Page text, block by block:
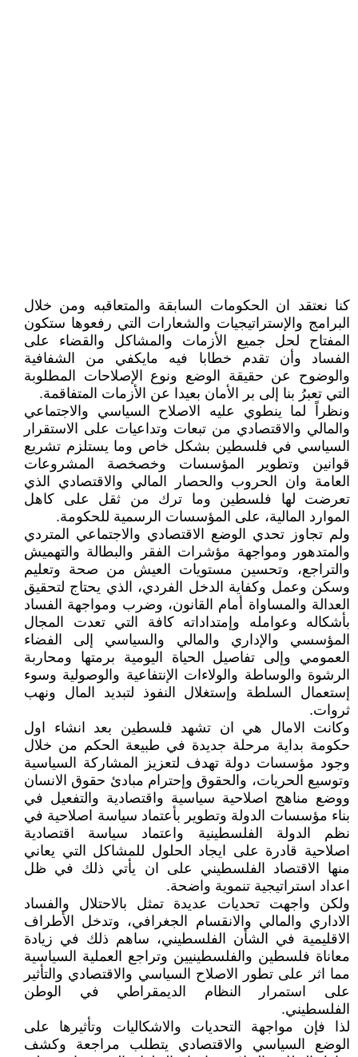
كنا نعتقد ان الحكومات السابقة والمتعاقبه ومن خلال
البرامج والإستراتيجيات والشعارات التي رفعوها ستكون
المفتاح لحل جميع الأزمات والمشاكل والقضاء على
الفساد وأن تقدم خطابا فيه مايكفي من الشفافية
والوضوح عن حقيقة الوضع ونوع الإصلاحات المطلوبة
التي تعبرُ بنا إلى بر الأمان بعيدا عن الأزمات المتفاقمة.
ونظراً لما ينطوي عليه الاصلاح السياسي والاجتماعي
والمالي والاقتصادي من تبعات وتداعيات على الاستقرار
السياسي في فلسطين بشكل خاص وما يستلزم تشريع
قوانين وتطوير المؤسسات وخصخصة المشروعات
العامة وان الحروب والحصار المالي والاقتصادي الذي
تعرضت لها فلسطين وما ترك من ثقل على كاهل
الموارد المالية، على المؤسسات الرسمية للحكومة.
ولم تجاوز تحدي الوضع الاقتصادي والاجتماعي المتردي
والمتدهور ومواجهة مؤشرات الفقر والبطالة والتهميش
والتراجع، وتحسين مستويات العيش من صحة وتعليم
وسكن وعمل وكفاية الدخل الفردي، الذي يحتاج لتحقيق
العدالة والمساواة أمام القانون، وضرب ومواجهة الفساد
بأشكاله وعوامله وإمتداداته كافة التي تعدت المجال
المؤسسي والإداري والمالي والسياسي إلى الفضاء
العمومي وإلى تفاصيل الحياة اليومية برمتها ومحاربة
الرشوة والوساطة والولاءات الإنتفاعية والوصولية وسوء
إستعمال السلطة وإستغلال النفوذ لتبديد المال ونهب
ثروات.
وكانت الامال هي ان تشهد فلسطين بعد انشاء اول
حكومة بداية مرحلة جديدة في طبيعة الحكم من خلال
وجود مؤسسات دولة تهدف لتعزيز المشاركة السياسية
وتوسيع الحريات، والحقوق وإحترام مبادئ حقوق الانسان
ووضع مناهج اصلاحية سياسية واقتصادية والتفعيل في
بناء مؤسسات الدولة وتطوير بأعتماد سياسة اصلاحية في
نظم الدولة الفلسطينية واعتماد سياسة اقتصادية
اصلاحية قادرة على ايجاد الحلول للمشاكل التي يعاني
منها الاقتصاد الفلسطيني على ان يأتي ذلك في ظل
اعداد استراتيجية تنموية واضحة.
ولكن واجهت تحديات عديدة تمثل بالاحتلال والفساد
الاداري والمالي والانقسام الجغرافي، وتدخل الأطراف
الاقليمية في الشأن الفلسطيني، ساهم ذلك في زيادة
معاناة فلسطين والفلسطينيين وتراجع العملية السياسية
مما اثر على تطور الاصلاح السياسي والاقتصادي والتأثير
على استمرار النظام الديمقراطي في الوطن
الفلسطيني.
لذا فإن مواجهة التحديات والاشكاليات وتأثيرها على
الوضع السياسي والاقتصادي يتطلب مراجعة وكشف